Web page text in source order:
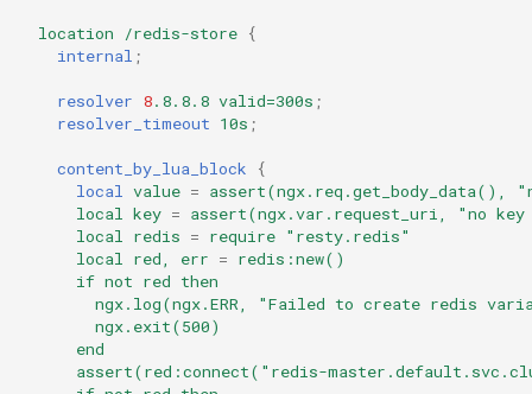
location /redis-store {
internal ;
resolver 8.8.8.8 valid=300s ;
resolver_timeout 10s ;
content_by_lua_block
{
local value = assert(ngx.req.get_body_data(),
local key = assert(ngx.var.request_uri, "no key
local redis = require "resty.redis"
local red, err = redis:new()
if not red then
ngx.log(ngx.ERR,
"Failed to create redis
ngx.exit(500)
end
assert(red:connect("redis-